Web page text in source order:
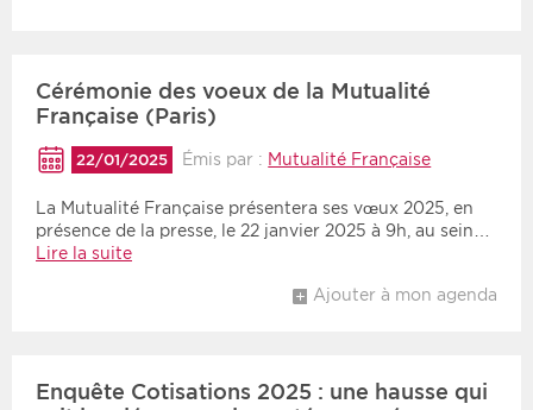
Cérémonie des voeux de la Mutualité
Française (Paris)
22/01/2025 Émis par : Mutualité Française
La Mutualité Française présentera ses vœux 2025, en
présence de la presse, le 22 janvier 2025 à 9h, au sein…
Lire la suite
Ajouter à mon agenda
Enquête Cotisations 2025 : une hausse qui